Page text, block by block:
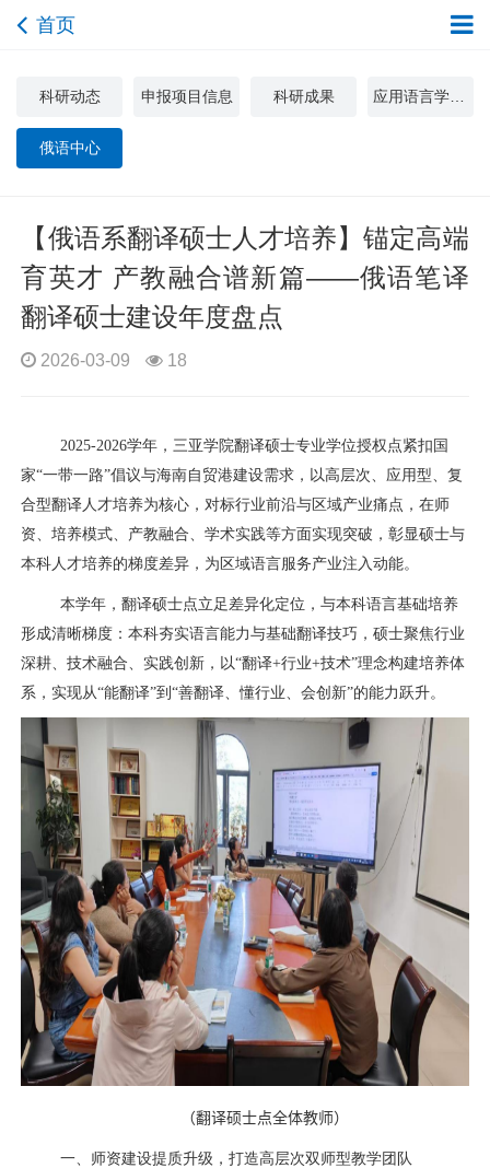
首页
科研动态 申报项目信息 科研成果
俄语中心
【俄语系翻译硕士人才培养】锚定高端
育英才 产教融合谱新篇——俄语笔译
翻译硕士建设年度盘点
2026-03-09 18
2025-2026学年，三亚学院翻译硕士专业学位授权点紧扣国
家“一带一路”倡议与海南自贸港建设需求，以高层次、应用型、复
合型翻译人才培养为核心，对标行业前沿与区域产业痛点，在师
资、培养模式、产教融合、学术实践等方面实现突破，彰显硕士与
本科人才培养的梯度差异，为区域语言服务产业注入动能。
本学年，翻译硕士点立足差异化定位，与本科语言基础培养
形成清晰梯度：本科夯实语言能力与基础翻译技巧，硕士聚焦行业
深耕、技术融合、实践创新，以“翻译+行业+技术”理念构建培养体
系，实现从“能翻译”到“善翻译、懂行业、会创新”的能力跃升。
（翻译硕士点全体教师）
一、师资建设提质升级，打造高层次双师型教学团队